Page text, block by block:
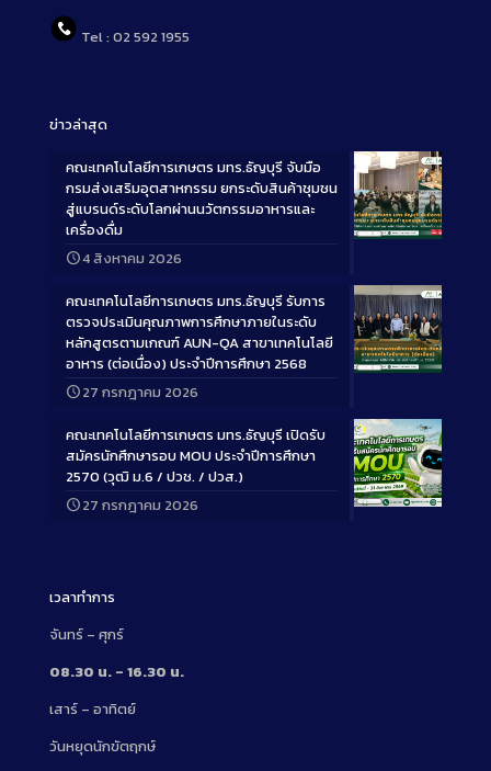
Tel : 02 592 1955
ข่าวล่าสุด
Long
คณะเทคโนโลยีการเกษตร มทร.ธัญบุรี จับมือ
กรมส่งเสริมอุตสาหกรรม ยกระดับสินค้าชุมชน
สู่แบรนด์ระดับโลกผ่านนวัตกรรมอาหารและ
เครื่องดื่ม
4 สิงหาคม 2026
Long
คณะเทคโนโลยีการเกษตร มทร.ธัญบุรี รับการ
ตรวจประเมินคุณภาพการศึกษาภายในระดับ
หลักสูตรตามเกณฑ์ AUN-QA สาขาเทคโนโลยี
อาหาร (ต่อเนื่อง) ประจำปีการศึกษา 2568
27 กรกฎาคม 2026
Long
คณะเทคโนโลยีการเกษตร มทร.ธัญบุรี เปิดรับ
สมัครนักศึกษารอบ MOU ประจำปีการศึกษา
2570 (วุฒิ ม.6 / ปวช. / ปวส.)
27 กรกฎาคม 2026
เวลาทำการ
จันทร์ – ศุกร์
08.30 น. – 16.30 น.
เสาร์ – อาทิตย์
วันหยุดนักขัตฤกษ์